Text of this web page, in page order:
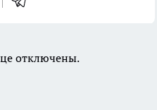
отключены.